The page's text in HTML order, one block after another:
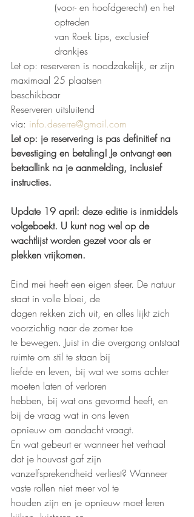
(voor- en hoofdgerecht) en het
optreden
van Roek Lips, exclusief
drankjes
Let op: reserveren is noodzakelijk, er zijn
maximaal 25 plaatsen
beschikbaar
Reserveren uitsluitend
via: info.deserre@gmail.com
Let op: je reservering is pas definitief na
bevestiging en betaling! Je ontvangt een
betaallink na je aanmelding, inclusief
instructies.
Update 19 april: deze editie is inmiddels
volgeboekt. U kunt nog wel op de
wachtlijst worden gezet voor als er
plekken vrijkomen.
Eind mei heeft een eigen sfeer. De natuur
staat in volle bloei, de
dagen rekken zich uit, en alles lijkt zich
voorzichtig naar de zomer toe
te bewegen. Juist in die overgang ontstaat
ruimte om stil te staan bij
liefde en leven, bij wat we soms achter
moeten laten of verloren
hebben, bij wat ons gevormd heeft, en
bij de vraag wat in ons leven
opnieuw om aandacht vraagt.
En wat gebeurt er wanneer het verhaal
dat je houvast gaf zijn
vanzelfsprekendheid verliest? Wanneer
vaste rollen niet meer vol te
houden zijn en je opnieuw moet leren